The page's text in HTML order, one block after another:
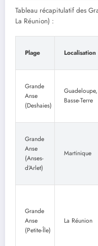
Tableau récapitulatif des
La Réunion) :
Plage Localisation
Grande
Anse
(Deshaies)
Guadeloupe,
Basse-Terre
Grande
Anse
(Anses-
d’Arlet)
Martinique
Grande
Anse
(Petite-Île)
La Réunion